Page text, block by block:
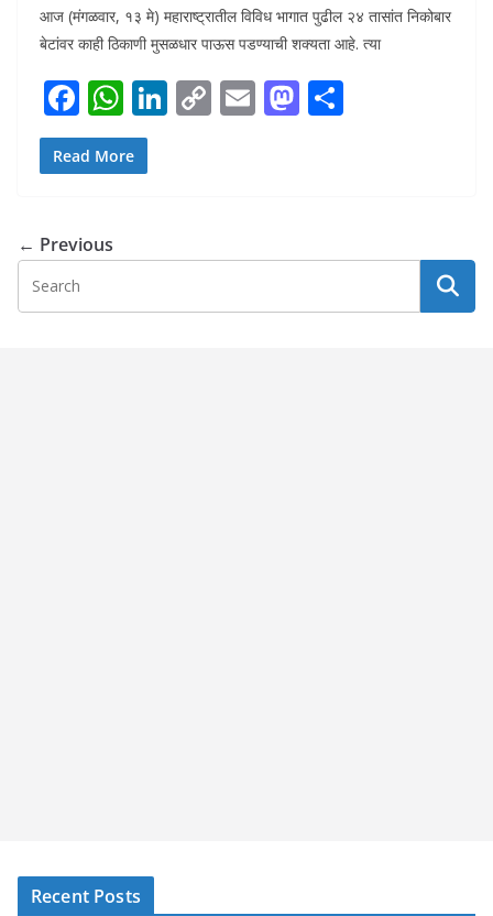
आज (मंगळवार, १३ मे) महाराष्ट्रातील विविध भागात पुढील २४ तासांत निकोबार
बेटांवर काही ठिकाणी मुसळधार पाऊस पडण्याची शक्यता आहे. त्या
F
ac
e
o
o
k
W
h
at
p
p
Li
n
C
n
k
E M
n
Read More
← Previous
Recent Posts